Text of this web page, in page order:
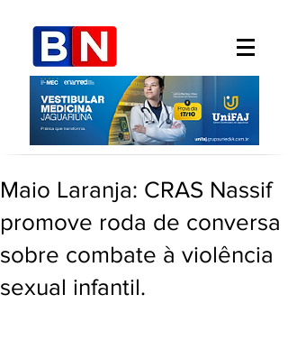
Maio Laranja: CRAS Nassif
promove roda de conversa
sobre combate à violência
sexual infantil.